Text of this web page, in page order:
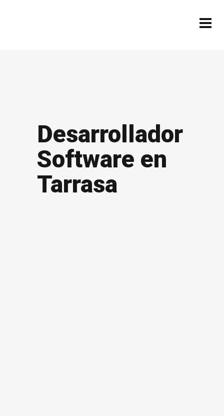
Desarrollador
Software en
Tarrasa